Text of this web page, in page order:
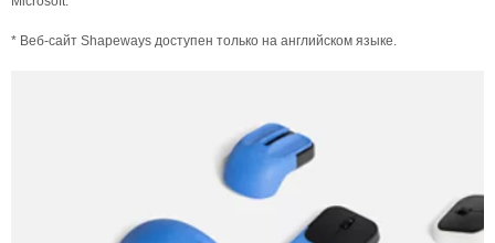
* Веб-сайт Shapeways доступен только на английском языке.​​​​​​